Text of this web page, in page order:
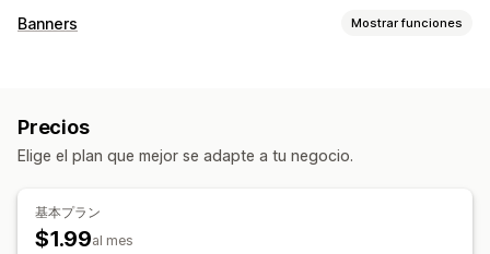
Tipos de íconos
Estilo Tamaño
Adaptación a dispositivos móviles
Posición manual
Banners Mostrar funciones
Precios
Elige el plan que mejor se adapte a tu negocio.
基本プラン
$1.99al mes